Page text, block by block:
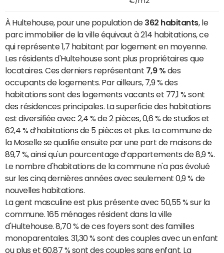
À Hultehouse, pour une population de 362 habitants, le
parc immobilier de la ville équivaut à 214 habitations, ce
qui représente 1,7 habitant par logement en moyenne.
Les résidents d'Hultehouse sont plus propriétaires que
locataires. Ces derniers représentant 7,9 % des
occupants de logements. Par ailleurs, 7,9 % des
habitations sont des logements vacants et 77,1 % sont
des résidences principales. La superficie des habitations
est diversifiée avec 2,4 % de 2 pièces, 0,6 % de studios et
62,4 % d’habitations de 5 pièces et plus. La commune de
la Moselle se qualifie ensuite par une part de maisons de
89,7 %, ainsi qu'un pourcentage d’appartements de 8,9 %.
Le nombre d'habitations de la commune n'a pas évolué
sur les cinq dernières années avec seulement 0,9 % de
nouvelles habitations.
La gent masculine est plus présente avec 50,55 % sur la
commune. 165 ménages résident dans la ville
d'Hultehouse. 8,70 % de ces foyers sont des familles
monoparentales. 31,30 % sont des couples avec un enfant
ou plus et 60,87 % sont des couples sans enfant. La